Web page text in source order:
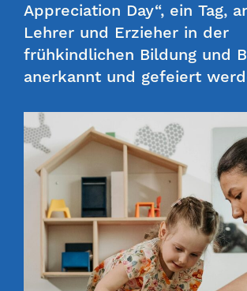
Appreciation Day“, ein Tag,
Lehrer und Erzieher in der
frühkindlichen Bildung und
anerkannt und gefeiert